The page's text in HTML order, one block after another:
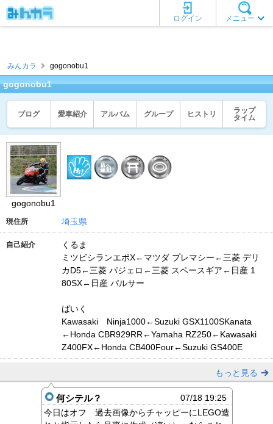
メニュー
ログイン
みんカラ gogonobu1
gogonobu1
ブログ 愛車紹介 アルバム グループ ヒストリ
ラップ
タイム
gogonobu1
現住所 埼玉県
自己紹介
くるま
ミツビシランエボX←マツダ プレマシー←三菱 デリ
カD5←三菱 パジェロ←三菱 スペースギア←日産 1
80SX←日産 パルサー
ばいく
Kawasaki Ninja1000←Suzuki GSX1100SKanata
←Honda CBR929RR←Yamaha RZ250←Kawasaki
Z400FX←Honda CB400Four←Suzuki GS400E
もっと見る
何シテル？
07/18 19:25
今日はオフ 過去画像からチャッピーにLEGO造